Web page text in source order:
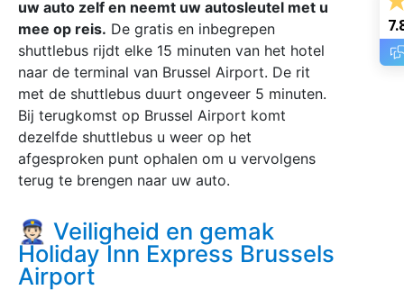
uw auto zelf en neemt uw autosleutel met u
mee op reis. De gratis en inbegrepen
shuttlebus rijdt elke 15 minuten van het hotel
naar de terminal van Brussel Airport. De rit
met de shuttlebus duurt ongeveer 5 minuten.
Bij terugkomst op Brussel Airport komt
dezelfde shuttlebus u weer op het
afgesproken punt ophalen om u vervolgens
terug te brengen naar uw auto.
👮🏻 Veiligheid en gemak
Holiday Inn Express Brussels
Airport